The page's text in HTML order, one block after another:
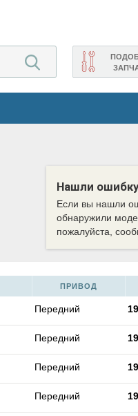
Нашли
Если вы нашли
обнаружили
пожалуйста,
ПРИВОД
Передний
Передний
Передний
Передний